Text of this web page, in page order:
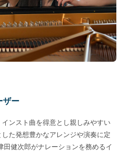
ザー
ンスト曲を得意とし親しみやすい
た発想豊かなアレンジや演奏に定
田健次郎がナレーションを務めるイ